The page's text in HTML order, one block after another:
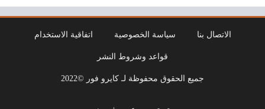
الاتصال بنا سياسة الخصوصية اتفاقية الاستخدام
قواعد وشروط النشر
جميع الحقوق محفوظة لـ كايرو فور ©2022